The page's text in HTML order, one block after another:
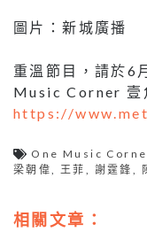
圖片：新城廣播
重溫節目，請於6
Music Corner 壹
https://
One Music
梁朝偉,王菲 , 謝霆鋒 ,
相關文章：